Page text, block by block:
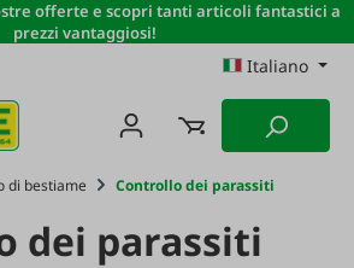
offerte e scopri tanti articoli fantastici a
prezzi vantaggiosi!
Italiano
di bestiame Controllo dei parassiti
dei parassiti